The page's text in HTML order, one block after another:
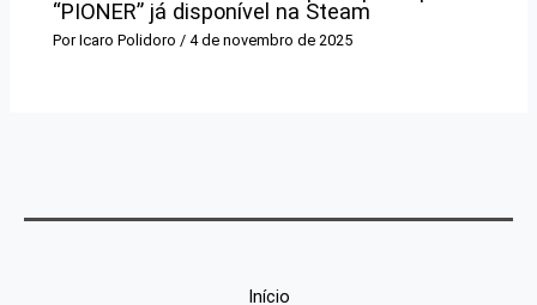
“PIONER” já disponível na Steam
PorIcaro Polidoro/4 de novembro de 2025
Início